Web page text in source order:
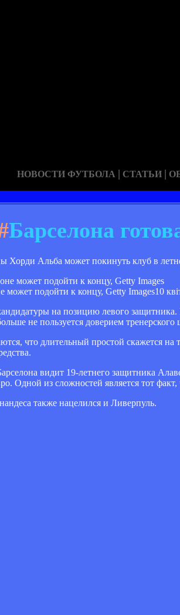
НОВОСТИ ФУТБОЛА | СТАТЬИ |
Барселона
Хорди Альба может покинуть клуб в
может подойти к концу, Getty Images10
на позицию левого
не пользуется доверием тренерского
что длительный простой скажется
видит 19-летнего защитника
Одной из сложностей является тот
также нацелился и Ливерпуль.